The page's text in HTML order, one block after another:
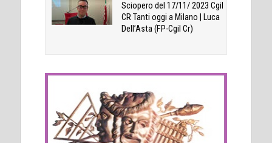
Sciopero del 17/11/ 2023 Cgil
CR Tanti oggi a Milano | Luca
Dell’Asta (FP-Cgil Cr)